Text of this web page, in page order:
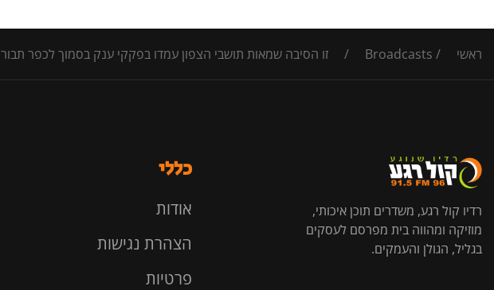
ראשי /
Broadcasts
/ זו הסיבה שמאות תושבי הצפון עמדו בפקקי ענק בסמוך לכפר תבור
רדיו קול רגע, משדרים תוכן איכותי,
מוזיקה ומהווה בית מפרסם לעסקים
בגליל, הגולן והעמקים.
כללי
אודות
הצהרת נגישות
פרטיות